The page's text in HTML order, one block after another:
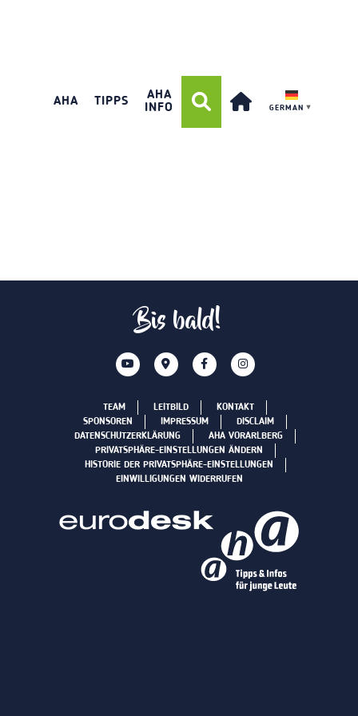
AHA TIPPS
AHA
INFO
GERMAN ▼
Bis bald!
TEAM LEITBILD
KONTAKT
SPONSOREN
IMPRESSUM
DISCLAIM
DATENSCHUTZERKLÄRUNG
AHA VORARLBERG
PRIVATSPHÄRE-EINSTELLUNGEN ÄNDERN
HISTORIE DER PRIVATSPHÄRE-EINSTELLUNGEN
EINWILLIGUNGEN WIDERRUFEN